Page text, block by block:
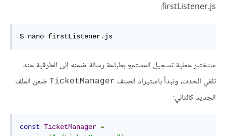
‎firstListener.js‎:
$ nano firstListener. js
سنختبر عملية تسجيل المستمع بطباعة رسالة ضمنه إلى الطرفية عند
تلقي الحدث، ونبدأ باستيراد الصنف ‎TicketManager‎ ضمن الملف
الجديد كالتالي:
const TicketManager =